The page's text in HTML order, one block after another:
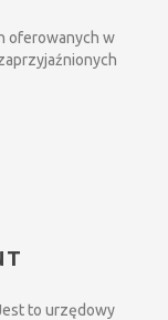
oferowanych w
to urzędowy